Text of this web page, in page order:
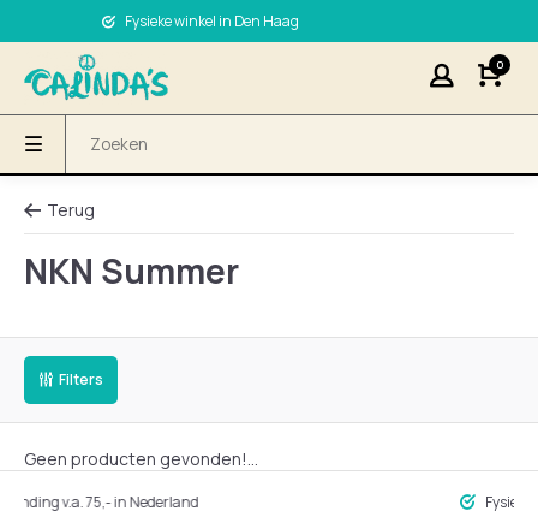
Fysieke winkel in Den Haag
0
Terug
NKN Summer
Filters
Geen producten gevonden!...
v.a. 75,- in Nederland Fysieke